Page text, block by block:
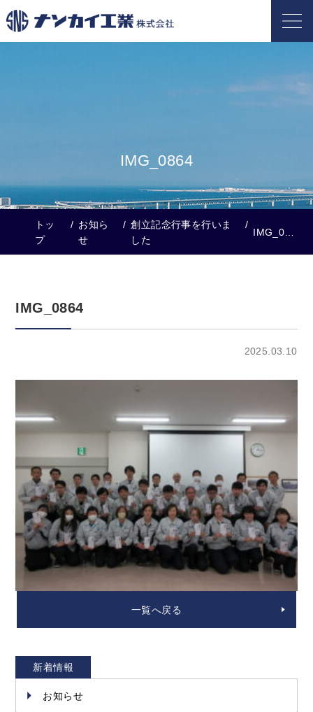
IMG_0864
トッ
プ
お知ら
せ
創立記念行事を行いま
した
IMG_0864
2025.03.10
一覧へ戻る
新着情報
お知らせ